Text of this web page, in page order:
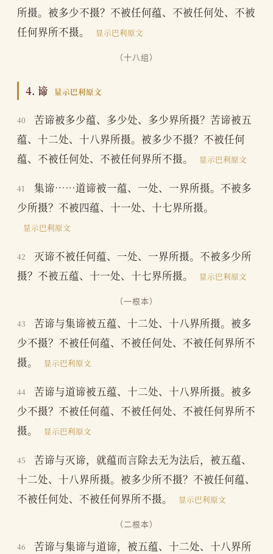
所摄。被多少不摄？不被任何蕴、不被任何处、不被
任何界所不摄。
显示巴利原文
（十八组）
4. 谛 显示巴利原文
40
苦谛被多少蕴、多少处、多少界所摄？苦谛被五
蕴、十二处、十八界所摄。被多少不摄？不被任何
蕴、不被任何处、不被任何界所不摄。
显示巴利原文
41
集谛……道谛被一蕴、一处、一界所摄。不被多
少所摄？不被四蕴、十一处、十七界所摄。
显示巴利原文
42
灭谛不被任何蕴、一处、一界所摄。不被多少所
摄？不被五蕴、十一处、十七界所摄。
显示巴利原文
（一根本）
43
苦谛与集谛被五蕴、十二处、十八界所摄。被多
少不摄？不被任何蕴、不被任何处、不被任何界所不
摄。
显示巴利原文
44
苦谛与道谛被五蕴、十二处、十八界所摄。被多
少不摄？不被任何蕴、不被任何处、不被任何界所不
摄。
显示巴利原文
45
苦谛与灭谛，就蕴而言除去无为法后，被五蕴、
十二处、十八界所摄。被多少所不摄？不被任何蕴、
不被任何处、不被任何界所不摄。
显示巴利原文
（二根本）
46
苦谛与集谛与道谛，被五蕴、十二处、十八界所